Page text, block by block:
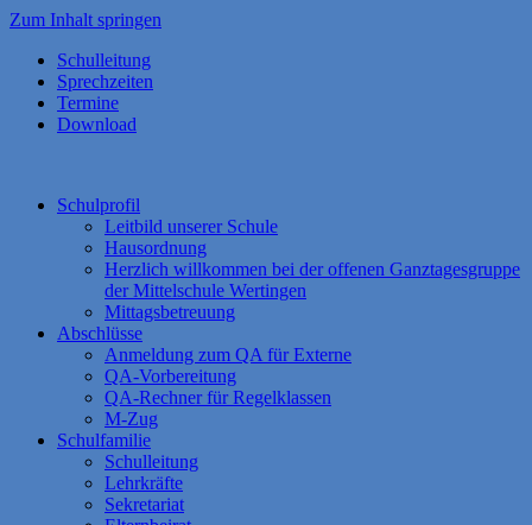
Zum Inhalt springen
Schulleitung
Sprechzeiten
Termine
Download
Schulprofil
Leitbild unserer Schule
Hausordnung
Herzlich willkommen bei der offenen Ganztagesgruppe
der Mittelschule Wertingen
Mittagsbetreuung
Abschlüsse
Anmeldung zum QA für Externe
QA-Vorbereitung
QA-Rechner für Regelklassen
M-Zug
Schulfamilie
Schulleitung
Lehrkräfte
Sekretariat